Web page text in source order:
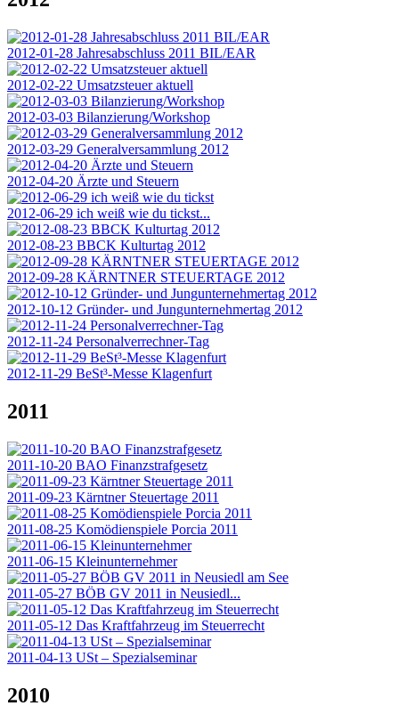
2012-01-28 Jahresabschluss 2011 BIL/EAR
2012-02-22 Umsatzsteuer aktuell
2012-03-03 Bilanzierung/Workshop
2012-03-29 Generalversammlung 2012
2012-04-20 Ärzte und Steuern
2012-06-29 ich weiß wie du tickst...
2012-08-23 BBCK Kulturtag 2012
2012-09-28 KÄRNTNER STEUERTAGE 2012
2012-10-12 Gründer- und Jungunternehmertag 2012
2012-11-24 Personalverrechner-Tag
2012-11-29 BeSt³-Messe Klagenfurt
2011
2011-10-20 BAO Finanzstrafgesetz
2011-09-23 Kärntner Steuertage 2011
2011-08-25 Komödienspiele Porcia 2011
2011-06-15 Kleinunternehmer
2011-05-27 BÖB GV 2011 in Neusiedl...
2011-05-12 Das Kraftfahrzeug im Steuerrecht
2011-04-13 USt – Spezialseminar
2010